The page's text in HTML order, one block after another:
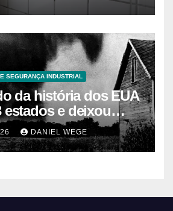
SEGURANÇA INDUSTRIAL
da história dos EUA
estados e deixou
mortos
DANIEL WEGE